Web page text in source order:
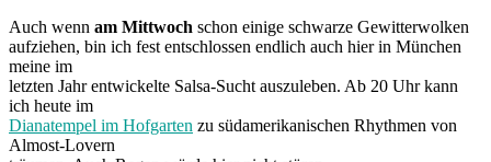
Auch wenn am Mittwoch schon einige schwarze Gewitterwolken
aufziehen, bin ich fest entschlossen endlich auch hier in München
meine im
letzten Jahr entwickelte Salsa-Sucht auszuleben. Ab 20 Uhr kann
ich heute im
Dianatempel im Hofgarten zu südamerikanischen Rhythmen von
Almost-Lovern